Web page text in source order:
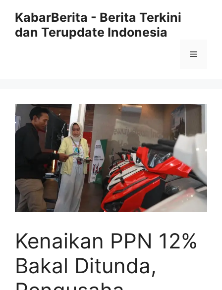
KabarBerita - Berita Terkini
dan Terupdate Indonesia
Menu
Kenaikan PPN 12%
Bakal Ditunda,